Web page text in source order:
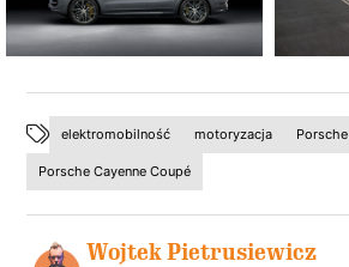
elektromobilność motoryzacja Porsche
Porsche Cayenne Coupé
Wojtek Pietrusiewicz